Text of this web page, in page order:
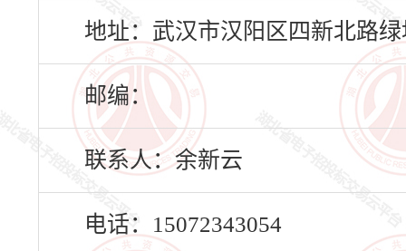
地址：武汉市汉阳区四新北路
邮编：
联系人：余新云
电话：15072343054